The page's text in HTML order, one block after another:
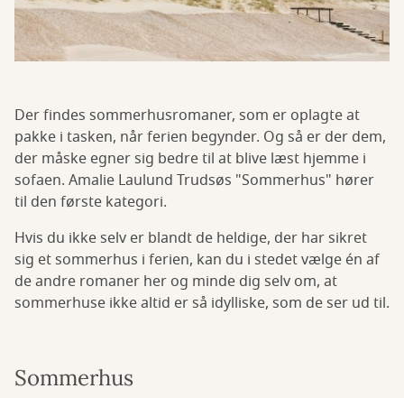
Der findes sommerhusromaner, som er oplagte at
pakke i tasken, når ferien begynder. Og så er der dem,
der måske egner sig bedre til at blive læst hjemme i
sofaen. Amalie Laulund Trudsøs "Sommerhus" hører
til den første kategori.
Hvis du ikke selv er blandt de heldige, der har sikret
sig et sommerhus i ferien, kan du i stedet vælge én af
de andre romaner her og minde dig selv om, at
sommerhuse ikke altid er så idylliske, som de ser ud til.
Sommerhus